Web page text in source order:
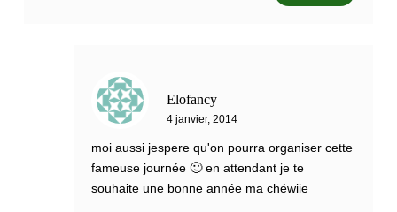
Elofancy
4 janvier, 2014
moi aussi jespere qu'on pourra organiser cette
fameuse journée 🙂 en attendant je te
souhaite une bonne année ma chéwiie